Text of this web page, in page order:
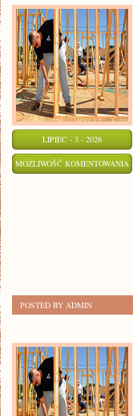
LIPIEC - 3 - 2026
MOŻLIWOŚĆ KOMENTOWANIA
POSTED BY ADMIN